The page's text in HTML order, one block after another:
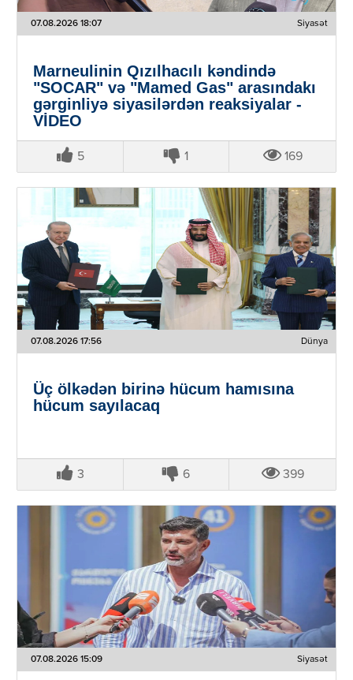
07.08.2026 18:07 Siyasət
Marneulinin Qızılhacılı kəndində
"SOCAR" və "Mamed Gas" arasındakı
gərginliyə siyasilərdən reaksiyalar -
VİDEO
5 1 169
07.08.2026 17:56 Dünya
Üç ölkədən birinə hücum hamısına
hücum sayılacaq
3 6 399
07.08.2026 15:09 Siyasət